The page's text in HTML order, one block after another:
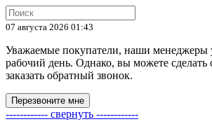
07 августа 2026 01:43
Уважаемые покупатели, наши менеджеры
рабочий день. Однако, вы можете сделать
заказать обратный звонок.
Перезвоните мне
------------ свернуть ------------